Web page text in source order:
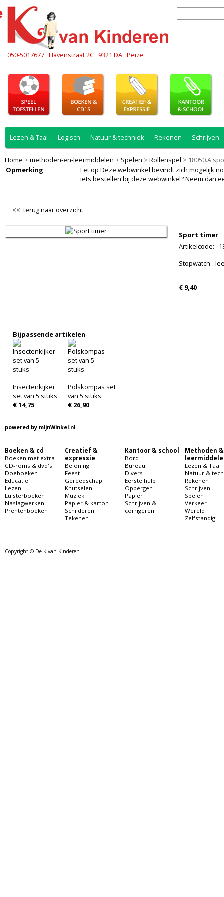
050-5017677 Havenstraat 2C 9321 DA Peize
Lezen & Taal Logisch Natuur & techniek Rekenen Schrijven
Home > methoden-en-leermiddelen > Spelen > Rollenspel > 18050.A
Opmerking
Let op Deze webwinkel bevindt zich mogelijk
iets bestellen bij deze webwinkel? Neem dan
<< terug naar overzicht
Sport timer
Artikelcode:
Stopwatch -
€ 9,40
Bijpassende artikelen
Insectenkijker
set van 5 stuks
€ 14,75
Polskompas set
van 5 stuks
€ 26,90
powered by mijnWinkel.nl
Boeken & cd
Boeken met extra
CD-roms & dvd's
Doeboeken
Educatief
Lezen
Luisterboeken
Naslagwerken
Prentenboeken
Creatief &
expressie
Beloning
Feest
Gereedschap
Knutselen
Muziek
Papier & karton
Schilderen
Tekenen
Kantoor & school
Bord
Bureau
Divers
Eerste hulp
Opbergen
Papier
Schrijven &
corrigeren
Methoden &
Lezen & Taal
Natuur &
Rekenen
Schrijven
Spelen
Verkeer
Wereld
Zelfstandig
Copyright © De K van Kinderen